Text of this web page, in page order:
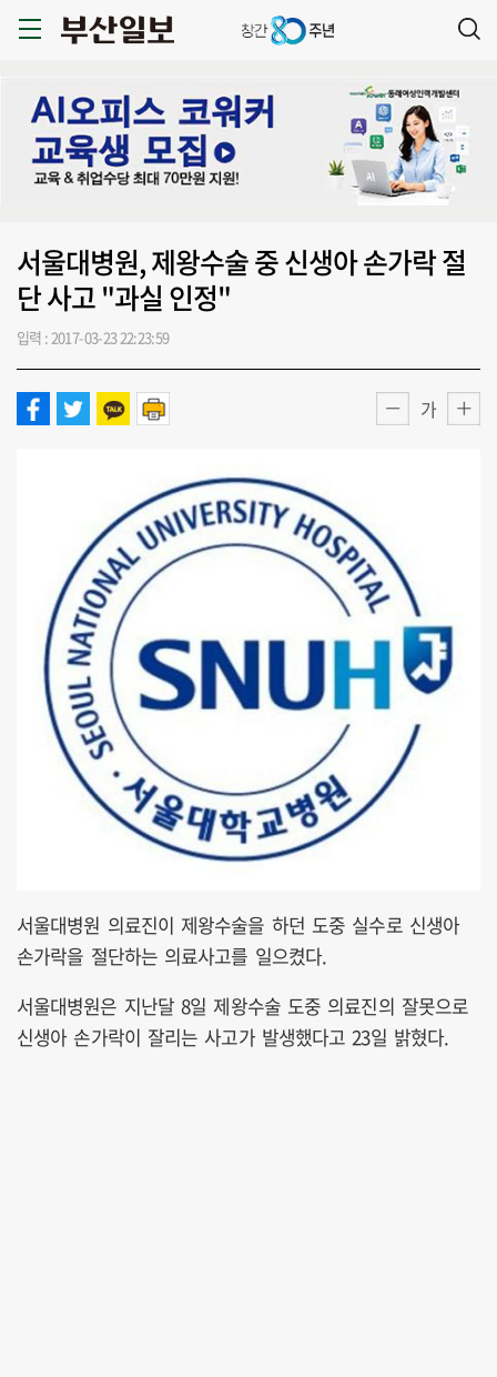
서울대병원, 제왕수술 중 신생아 손가락 절
단 사고 "과실 인정"
입력 : 2017-03-23 22:23:59
가
서울대병원 의료진이 제왕수술을 하던 도중 실수로 신생아
손가락을 절단하는 의료사고를 일으켰다.
서울대병원은 지난달 8일 제왕수술 도중 의료진의 잘못으로
신생아 손가락이 잘리는 사고가 발생했다고 23일 밝혔다.